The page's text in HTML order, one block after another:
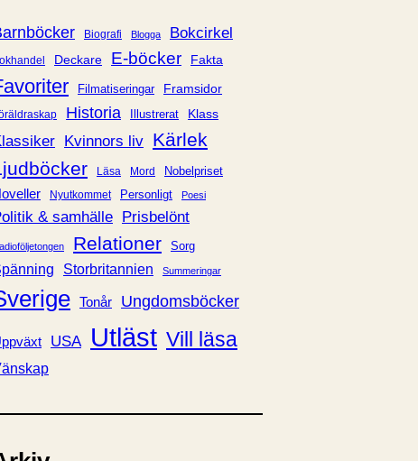
Biografi Blogga Bokcirkel
Deckare E-böcker Fakta
Filmatiseringar Framsidor
Historia Illustrerat Klass
Kvinnors liv Kärlek
Läsa Mord Nobelpriset
Nyutkommet Personligt Poesi
& samhälle Prisbelönt
Relationer Sorg
Storbritannien Summeringar
Tonår Ungdomsböcker
USA Utläst Vill läsa